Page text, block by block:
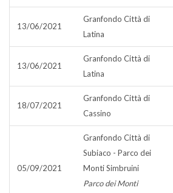
13/06/2021
Granfondo Città di
Latina
13/06/2021
Granfondo Città di
Latina
18/07/2021
Granfondo Città di
Cassino
05/09/2021
Granfondo Città di
Subiaco - Parco dei
Monti Simbruini
Parco dei Monti